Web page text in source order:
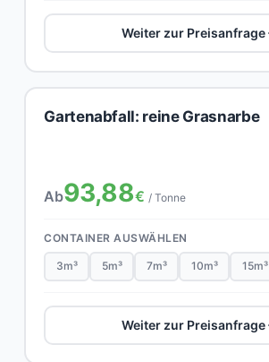
Weiter zur Preisanfrage
Gartenabfall: reine Grasnarbe
Ab93,88€ / Tonne
CONTAINER AUSWÄHLEN
3m³ 5m³ 7m³ 10m³ 15m³
Weiter zur Preisanfrage